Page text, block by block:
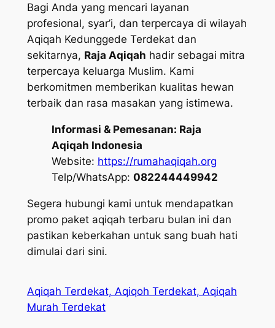
Bagi Anda yang mencari layanan
profesional, syar’i, dan terpercaya di wilayah
Aqiqah Kedunggede Terdekat dan
sekitarnya, Raja Aqiqah hadir sebagai mitra
terpercaya keluarga Muslim. Kami
berkomitmen memberikan kualitas hewan
terbaik dan rasa masakan yang istimewa.
Informasi & Pemesanan: Raja
Aqiqah Indonesia
Website: https://rumahaqiqah.org
Telp/WhatsApp: 082244449942
Segera hubungi kami untuk mendapatkan
promo paket aqiqah terbaru bulan ini dan
pastikan keberkahan untuk sang buah hati
dimulai dari sini.
Aqiqah Terdekat, Aqiqoh Terdekat, Aqiqah
Murah Terdekat